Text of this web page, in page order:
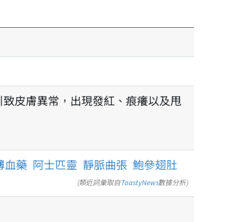
皮膚異常，出現發紅、痕癢以及甩
血藥 阿士匹靈 靜脈曲張 鮑參翅肚
(類近詞彙取自ToastyNews數據分析)